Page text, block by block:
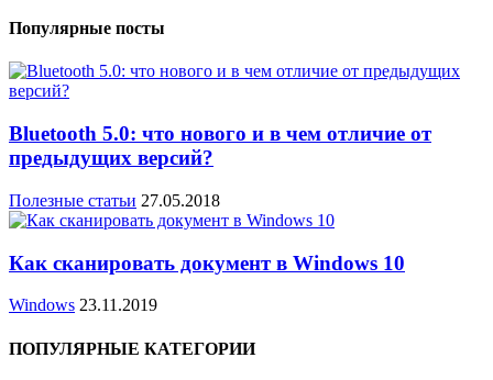
Популярные посты
Bluetooth 5.0: что нового и в чем отличие от
предыдущих версий?
Полезные статьи 27.05.2018
Как сканировать документ в Windows 10
Windows 23.11.2019
ПОПУЛЯРНЫЕ КАТЕГОРИИ